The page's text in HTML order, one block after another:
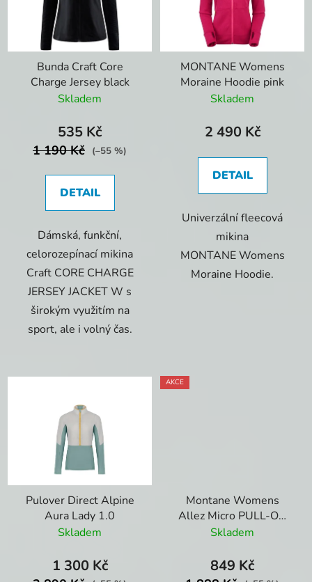
Bunda Craft Core
Charge Jersey black
Skladem
535 Kč
1 190 Kč (–55 %)
DETAIL
Dámská, funkční,
celorozepínací mikina
Craft CORE CHARGE
JERSEY JACKET W s
širokým využitím na
sport, ale i volný čas.
MONTANE Womens
Moraine Hoodie pink
Skladem
2 490 Kč
DETAIL
Univerzální fleecová
mikina
MONTANE Womens
Moraine Hoodie.
Pulover Direct Alpine
Aura Lady 1.0
Skladem
1 300 Kč
AKCE
Montane Womens
Allez Micro PULL-ON
Paprika - dámská mikina
Skladem
849 Kč